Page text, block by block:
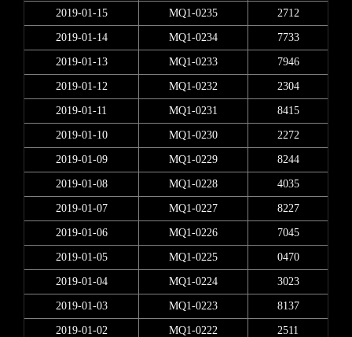
2019-01-15 MQ1-0235 2712
2019-01-14 MQ1-0234 7733
2019-01-13 MQ1-0233 7946
2019-01-12 MQ1-0232 2304
2019-01-11 MQ1-0231 8415
2019-01-10 MQ1-0230 2272
2019-01-09 MQ1-0229 8244
2019-01-08 MQ1-0228 4035
2019-01-07 MQ1-0227 8227
2019-01-06 MQ1-0226 7045
2019-01-05 MQ1-0225 0470
2019-01-04 MQ1-0224 3023
2019-01-03 MQ1-0223 8137
2019-01-02 MQ1-0222 2511